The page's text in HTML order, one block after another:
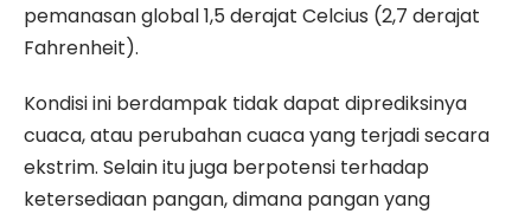
pemanasan global 1,5 derajat Celcius (2,7 derajat
Fahrenheit).
Kondisi ini berdampak tidak dapat diprediksinya
cuaca, atau perubahan cuaca yang terjadi secara
ekstrim. Selain itu juga berpotensi terhadap
ketersediaan pangan, dimana pangan yang